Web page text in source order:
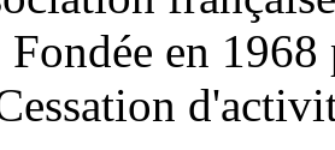
Fondée en